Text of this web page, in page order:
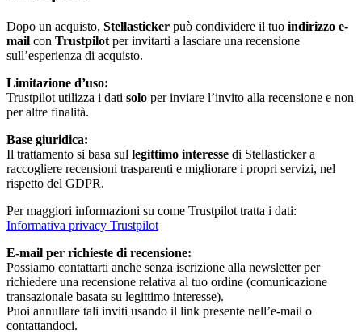
Dopo un acquisto, Stellasticker può condividere il tuo indirizzo e-
mail con Trustpilot per invitarti a lasciare una recensione
sull’esperienza di acquisto.
Limitazione d’uso:
Trustpilot utilizza i dati solo per inviare l’invito alla recensione e non
per altre finalità.
Base giuridica:
Il trattamento si basa sul legittimo interesse di Stellasticker a
raccogliere recensioni trasparenti e migliorare i propri servizi, nel
rispetto del GDPR.
Per maggiori informazioni su come Trustpilot tratta i dati:
Informativa privacy Trustpilot
E-mail per richieste di recensione:
Possiamo contattarti anche senza iscrizione alla newsletter per
richiedere una recensione relativa al tuo ordine (comunicazione
transazionale basata su legittimo interesse).
Puoi annullare tali inviti usando il link presente nell’e-mail o
contattandoci.